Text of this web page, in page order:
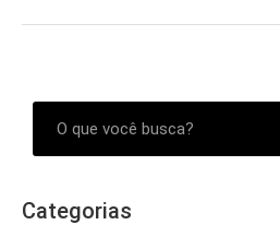
Categorias